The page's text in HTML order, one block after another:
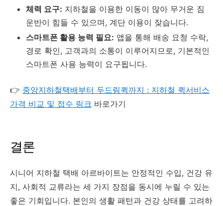
체력 요구: 지하철을 이용한 이동이 많아 무거운 짐
운반이 힘들 수 있으며, 계단 이용이 잦습니다.
스마트폰 활용 능력 필요: 앱을 통해 배송 요청 수락,
경로 확인, 고객과의 소통이 이루어지므로, 기본적인
스마트폰 사용 능력이 요구됩니다.
👉 중앙지하철택배부터 두드림퀵까지 : 지하철 퀵서비스
가격 비교 및 접수 링크 바로가기
결론
시니어 지하철 택배 아르바이트는 안정적인 수입, 건강 유
지, 사회적 교류라는 세 가지 장점을 동시에 누릴 수 있는
좋은 기회입니다. 본인의 생활 패턴과 건강 상태를 고려하